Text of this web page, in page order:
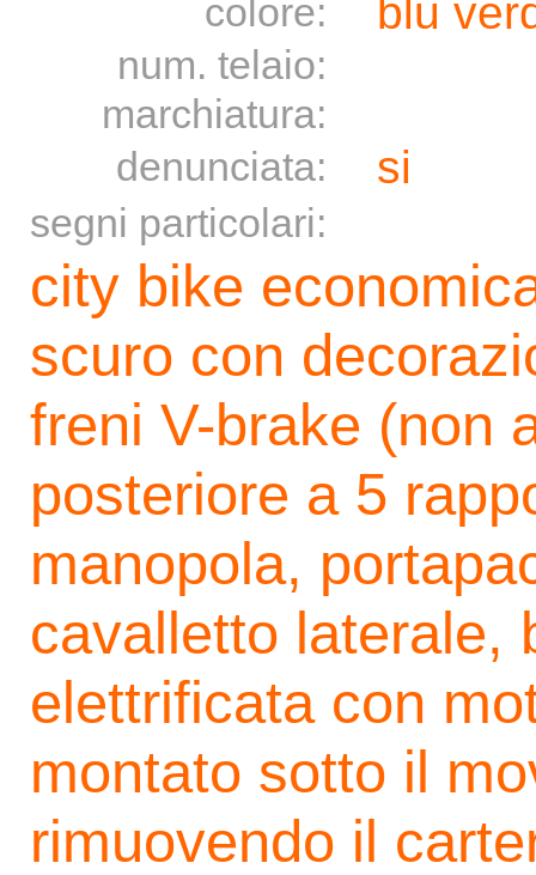
colore: blu
num. telaio:
marchiatura:
denunciata:
si
segni particolari:
city bike
scuro con
freni V-brake (non
posteriore a 5
manopola,
cavalletto laterale,
elettrificata con
montato sotto il
rimuovendo il